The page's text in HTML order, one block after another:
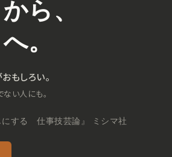
ら、
。
もしろい。
い人にも。
にする 仕事技芸論』 ミシマ社